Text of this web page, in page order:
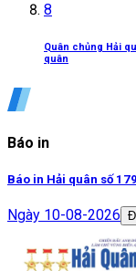
8
Quân chủng Hải
quân
Báo in
Báo in Hải quân số
Ngày 10-08-2026